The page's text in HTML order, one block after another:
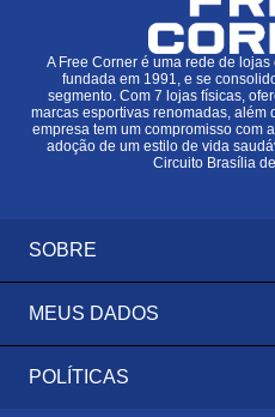
A Free Corner é uma rede de
fundada em 1991, e se
segmento. Com 7 lojas físicas,
marcas esportivas renomadas, além
empresa tem um compromisso com
adoção de um estilo de vida
Circuito Brasília
SOBRE
MEUS DADOS
POLÍTICAS